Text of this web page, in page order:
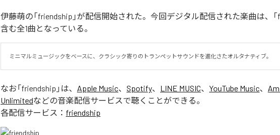
伊藤萌の「friendship」が配信開始された。今回デジタル配信された楽曲は、「
含む全1曲となっている。
ミニマルミュージックをベースに、クラシック寄りのトランペットサウンドを進化さたオルタナティブ。
なお「friendship 」は、 Apple Music、 Spotify、 LINE MUSIC、 YouTube Music、
Unlimitedなどの音楽配信サービスで聴くことができる。
各配信サービス： friendship